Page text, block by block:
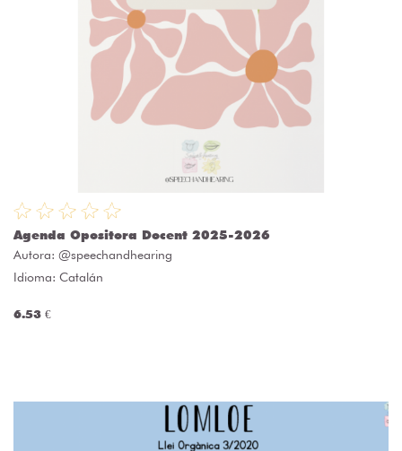
Agenda Opositora Docent 2025-2026
Autora: @speechandhearing
Idioma: Catalán
6.53 €